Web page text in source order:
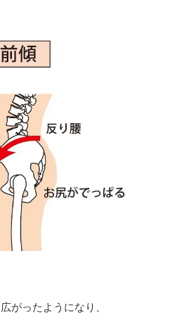
がったようになり、